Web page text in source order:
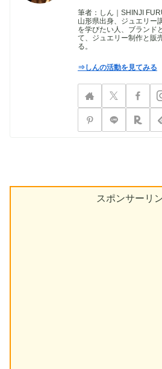
筆者：しん｜SHINJI
山形県出身、ジュエリー
を学びたい人、ブランド
て、ジュエリー制作と販
る。
⇒しんの活動を見てみる
スポンサーリ